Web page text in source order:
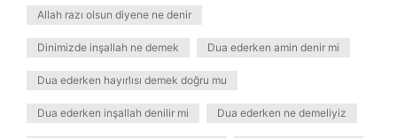
Allah razı olsun diyene ne denir
Dinimizde inşallah ne demek Dua ederken amin denir mi
Dua ederken hayırlısı demek doğru mu
Dua ederken inşallah denilir mi Dua ederken ne demeliyiz